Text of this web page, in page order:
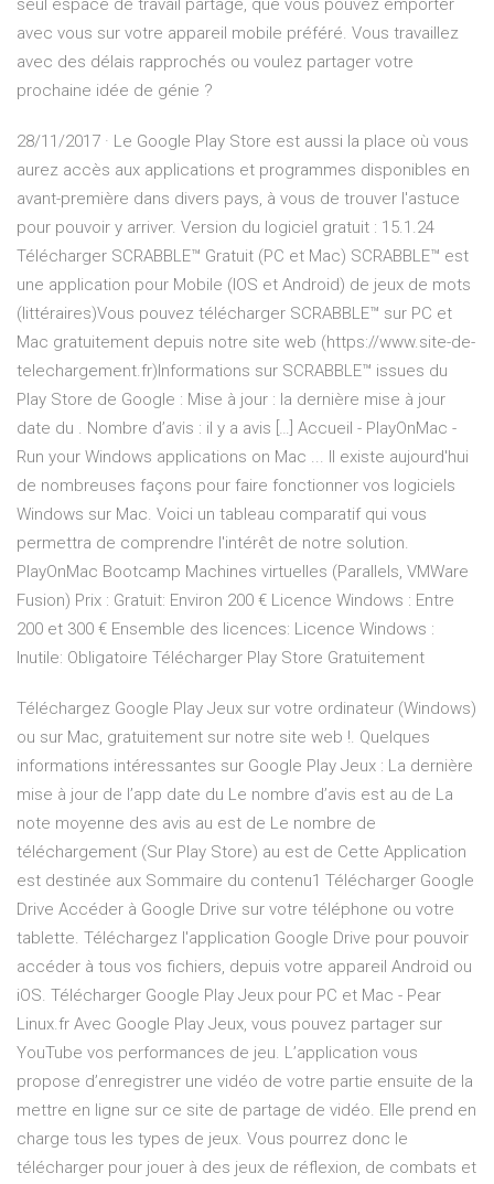
seul espace de travail partagé, que vous pouvez emporter
avec vous sur votre appareil mobile préféré. Vous travaillez
avec des délais rapprochés ou voulez partager votre
prochaine idée de génie ?
28/11/2017 · Le Google Play Store est aussi la place où vous
aurez accès aux applications et programmes disponibles en
avant-première dans divers pays, à vous de trouver l'astuce
pour pouvoir y arriver. Version du logiciel gratuit : 15.1.24
Télécharger SCRABBLE™ Gratuit (PC et Mac) SCRABBLE™ est
une application pour Mobile (IOS et Android) de jeux de mots
(littéraires)Vous pouvez télécharger SCRABBLE™ sur PC et
Mac gratuitement depuis notre site web (https://www.site-de-
telechargement.fr)Informations sur SCRABBLE™ issues du
Play Store de Google : Mise à jour : la dernière mise à jour
date du . Nombre d’avis : il y a avis […] Accueil - PlayOnMac -
Run your Windows applications on Mac ... Il existe aujourd'hui
de nombreuses façons pour faire fonctionner vos logiciels
Windows sur Mac. Voici un tableau comparatif qui vous
permettra de comprendre l'intérêt de notre solution.
PlayOnMac Bootcamp Machines virtuelles (Parallels, VMWare
Fusion) Prix : Gratuit: Environ 200 € Licence Windows : Entre
200 et 300 € Ensemble des licences: Licence Windows :
Inutile: Obligatoire Télécharger Play Store Gratuitement
Téléchargez Google Play Jeux sur votre ordinateur (Windows)
ou sur Mac, gratuitement sur notre site web !. Quelques
informations intéressantes sur Google Play Jeux : La dernière
mise à jour de l’app date du Le nombre d’avis est au de La
note moyenne des avis au est de Le nombre de
téléchargement (Sur Play Store) au est de Cette Application
est destinée aux Sommaire du contenu1 Télécharger Google
Drive Accéder à Google Drive sur votre téléphone ou votre
tablette. Téléchargez l'application Google Drive pour pouvoir
accéder à tous vos fichiers, depuis votre appareil Android ou
iOS. Télécharger Google Play Jeux pour PC et Mac - Pear
Linux.fr Avec Google Play Jeux, vous pouvez partager sur
YouTube vos performances de jeu. L’application vous
propose d’enregistrer une vidéo de votre partie ensuite de la
mettre en ligne sur ce site de partage de vidéo. Elle prend en
charge tous les types de jeux. Vous pourrez donc le
télécharger pour jouer à des jeux de réflexion, de combats et